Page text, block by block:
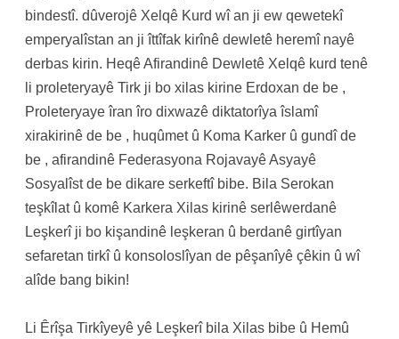
bindestî. dûverojê Xelqê Kurd wî an ji ew qewetekî
emperyalîstan an ji îttîfak kirînê dewletê heremî nayê
derbas kirin. Heqê Afirandinê Dewletê Xelqê kurd tenê
li proleteryayê Tirk ji bo xilas kirine Erdoxan de be ,
Proleteryaye îran îro dixwazê diktatorîya îslamî
xirakirinê de be , huqûmet û Koma Karker û gundî de
be , afirandinê Federasyona Rojavayê Asyayê
Sosyalîst de be dikare serkeftî bibe. Bila Serokan
teşkîlat û komê Karkera Xilas kirinê serlêwerdanê
Leşkerî ji bo kişandinê leşkeran û berdanê girtîyan
sefaretan tirkî û konsoloslîyan de pêşanîyê çêkin û wî
alîde bang bikin!
Li Êrîşa Tirkîyeyê yê Leşkerî bila Xilas bibe û Hemû